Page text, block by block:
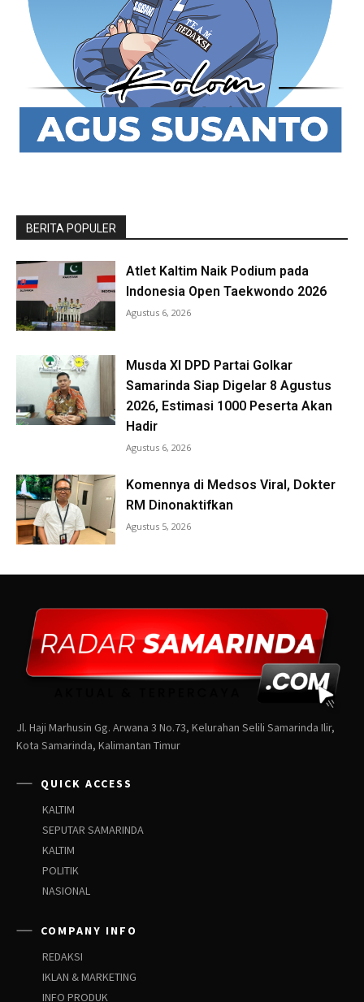
Jl. Haji Marhusin Gg. Arwana 3 No.73, Kelurahan Selili Samarinda Ilir,
Kota Samarinda, Kalimantan Timur
QUICK ACCESS
KALTIM
SEPUTAR SAMARINDA
KALTIM
POLITIK
NASIONAL
COMPANY INFO
REDAKSI
IKLAN & MARKETING
INFO PRODUK